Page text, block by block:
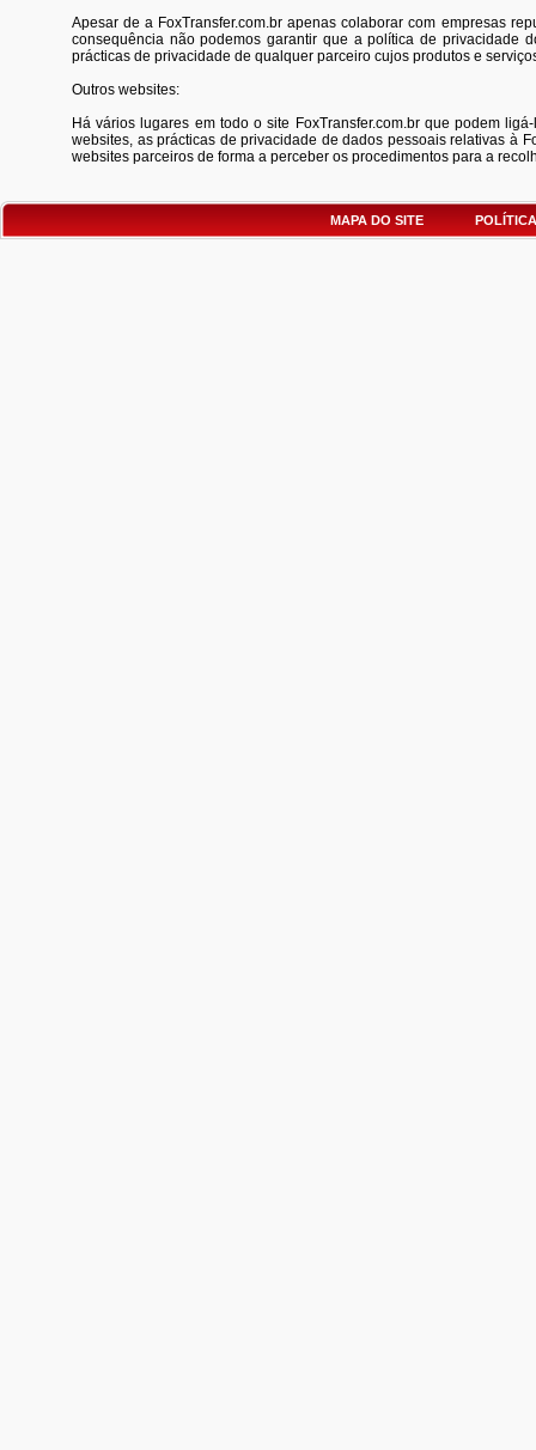
Apesar de a FoxTransfer.com.br apenas colaborar com empresas
consequência não podemos garantir que a política de privacidade
prácticas de privacidade de qualquer parceiro cujos produtos e
Outros websites:
Há vários lugares em todo o site FoxTransfer.com.br que podem
websites, as prácticas de privacidade de dados pessoais relativas à
websites parceiros de forma a perceber os procedimentos para a
MAPA DO SITE